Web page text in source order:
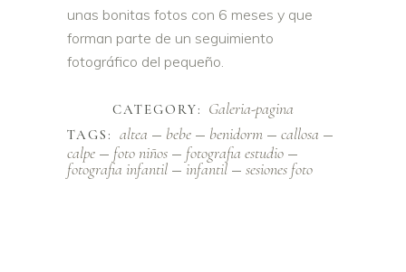
unas bonitas fotos con 6 meses y que
forman parte de un seguimiento
fotográfico del pequeño.
CATEGORY: Galeria-pagina
TAGS: altea bebe benidorm
callosa
calpe
foto niños
fotografia estudio
fotografia infantil
infantil sesiones foto